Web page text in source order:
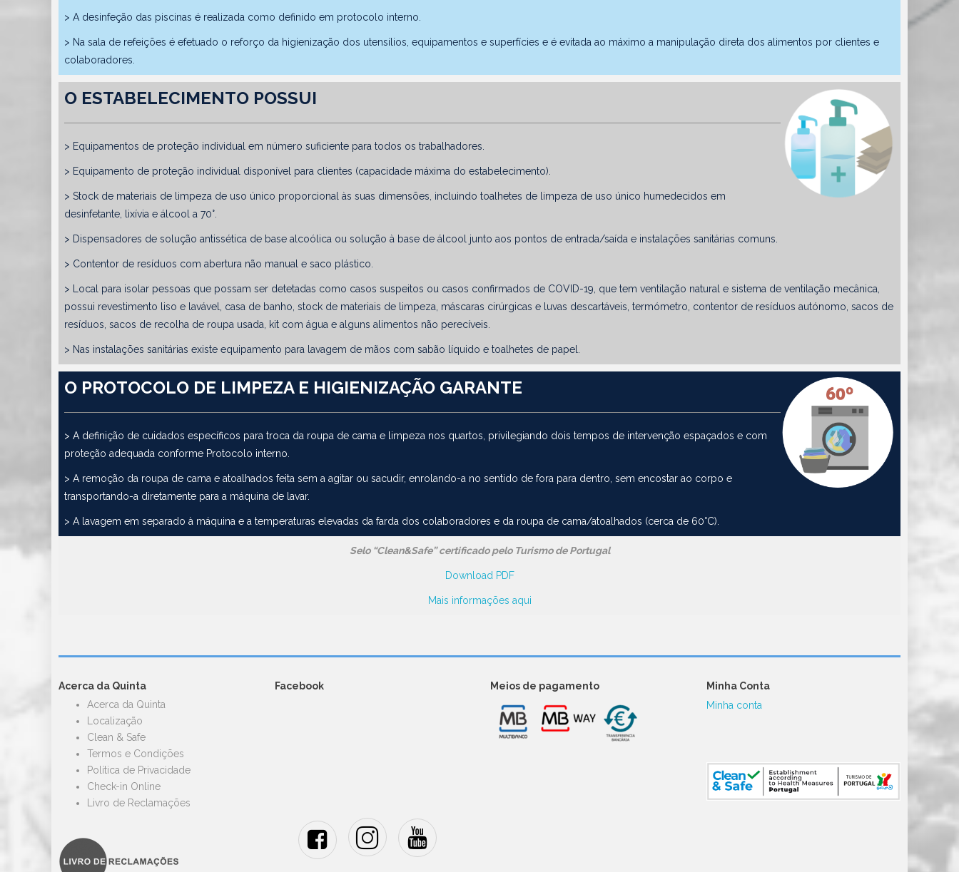
> A desinfeção das piscinas é realizada como definido em protocolo interno.
> Na sala de refeições é efetuado o reforço da higienização dos utensílios, equipamentos e superfícies e é evitada ao máximo a manipulação direta dos alimentos por clientes e
colaboradores.
O ESTABELECIMENTO POSSUI
> Equipamentos de proteção individual em número suficiente para todos os trabalhadores.
> Equipamento de proteção individual disponível para clientes (capacidade máxima do estabelecimento).
> Stock de materiais de limpeza de uso único proporcional às suas dimensões, incluindo toalhetes de limpeza de uso único humedecidos em
desinfetante, lixívia e álcool a 70°.
> Dispensadores de solução antissética de base alcoólica ou solução à base de álcool junto aos pontos de entrada/saída e instalações sanitárias comuns.
> Contentor de resíduos com abertura não manual e saco plástico.
> Local para isolar pessoas que possam ser detetadas como casos suspeitos ou casos confirmados de COVID-19, que tem ventilação natural e sistema de ventilação mecânica,
possui revestimento liso e lavável, casa de banho, stock de materiais de limpeza, máscaras cirúrgicas e luvas descartáveis, termómetro, contentor de resíduos autónomo, sacos de
resíduos, sacos de recolha de roupa usada, kit com água e alguns alimentos não perecíveis.
> Nas instalações sanitárias existe equipamento para lavagem de mãos com sabão líquido e toalhetes de papel.
O PROTOCOLO DE LIMPEZA E HIGIENIZAÇÃO GARANTE
> A definição de cuidados específicos para troca da roupa de cama e limpeza nos quartos, privilegiando dois tempos de intervenção espaçados e com
proteção adequada conforme Protocolo interno.
> A remoção da roupa de cama e atoalhados feita sem a agitar ou sacudir, enrolando-a no sentido de fora para dentro, sem encostar ao corpo e
transportando-a diretamente para a máquina de lavar.
> A lavagem em separado à máquina e a temperaturas elevadas da farda dos colaboradores e da roupa de cama/atoalhados (cerca de 60°C).
Selo “Clean&Safe” certificado pelo Turismo de Portugal
Download PDF
Mais informações aqui
Acerca da Quinta
Acerca da Quinta
Localização
Clean & Safe
Termos e Condições
Política de Privacidade
Check-in Online
Livro de Reclamações
Facebook Meios de pagamento
Minha Conta
Minha conta